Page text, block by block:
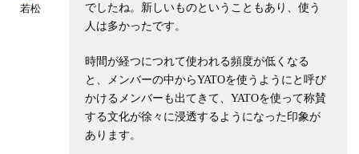
若松
でしたね。新しいものということもあり、使う
人は多かったです。
時間が経つにつれて使われる頻度が低くなる
と、メンバーの中からYATOを使うようにと呼び
かけるメンバーも出てきて、YATOを使って称賛
する文化が徐々に浸透するようになった印象が
あります。